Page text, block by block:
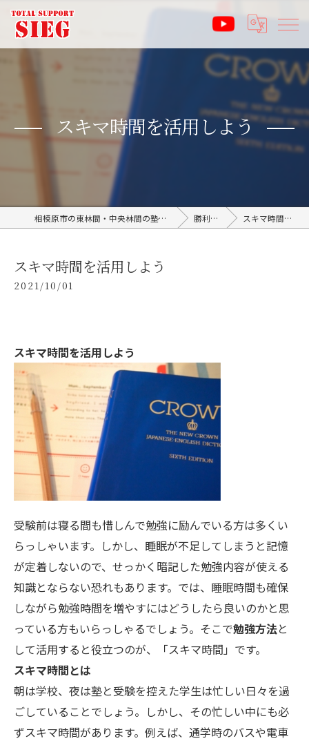
スキマ時間を活用しよう
相模原市の東林間・中央林間の塾なら受験サポート塾ジーク SIEG 勝利のブログ スキマ時間を活用しよう
スキマ時間を活用しよう
2021/10/01
スキマ時間を活用しよう
受験前は寝る間も惜しんで勉強に励んでいる方は多くい
らっしゃいます。しかし、睡眠が不足してしまうと記憶
が定着しないので、せっかく暗記した勉強内容が使える
知識とならない恐れもあります。では、睡眠時間も確保
しながら勉強時間を増やすにはどうしたら良いのかと思
っている方もいらっしゃるでしょう。そこで勉強方法と
して活用すると役立つのが、「スキマ時間」です。
スキマ時間とは
朝は学校、夜は塾と受験を控えた学生は忙しい日々を過
ごしていることでしょう。しかし、その忙しい中にも必
ずスキマ時間があります。例えば、通学時のバスや電車